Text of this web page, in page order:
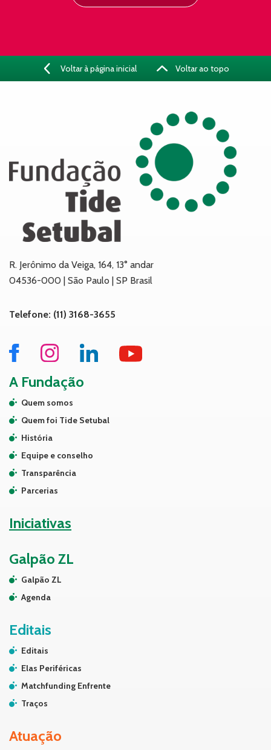
Voltar à página inicial Voltar ao topo
R. Jerônimo da Veiga, 164, 13° andar
04536-000 | São Paulo | SP Brasil
Telefone: (11) 3168-3655
A Fundação
Quem somos
Quem foi Tide Setubal
História
Equipe e conselho
Transparência
Parcerias
Iniciativas
Galpão ZL
Galpão ZL
Agenda
Editais
Editais
Elas Periféricas
Matchfunding Enfrente
Traços
Atuação